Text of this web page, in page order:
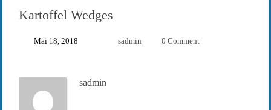
Kartoffel Wedges
Mai 18, 2018 sadmin 0 Comment
sadmin